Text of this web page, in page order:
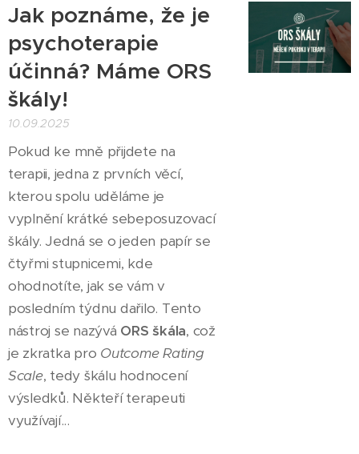
Jak poznáme, že je
psychoterapie
účinná? Máme ORS
škály!
10.09.2025
Pokud ke mně přijdete na
terapii, jedna z prvních věcí,
kterou spolu uděláme je
vyplnění krátké sebeposuzovací
škály. Jedná se o jeden papír se
čtyřmi stupnicemi, kde
ohodnotíte, jak se vám v
posledním týdnu dařilo. Tento
nástroj se nazývá ORS škála, což
je zkratka pro Outcome Rating
Scale, tedy škálu hodnocení
výsledků. Někteří terapeuti
využívají...